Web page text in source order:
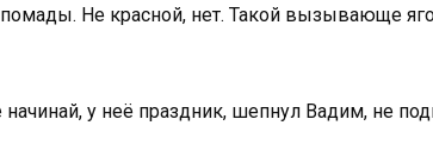
помады. Не красной, нет. Такой вызывающе
у неё праздник, шепнул Вадим, не